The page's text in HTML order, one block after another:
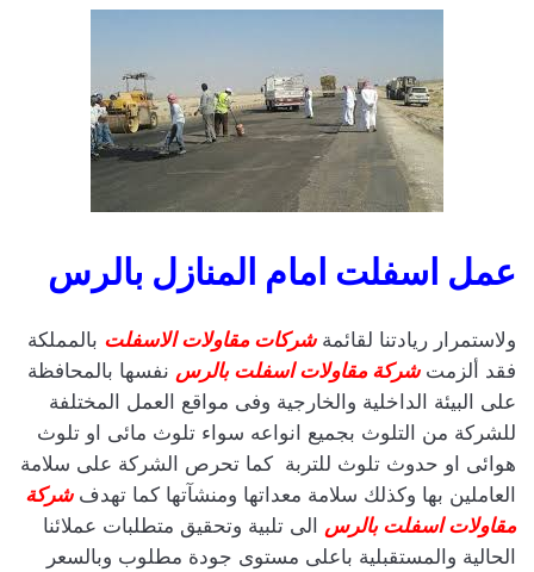
عمل اسفلت امام المنازل بالرس
ولاستمرار ريادتنا لقائمةشركات مقاولات الاسفلت بالمملكة
فقد ألزمتشركة مقاولات اسفلت بالرس نفسها بالمحافظة
على البيئة الداخلية والخارجية وفى مواقع العمل المختلفة
للشركة من التلوث بجميع انواعه سواء تلوث مائى او تلوث
هوائى او حدوث تلوث للتربة كما تحرص الشركة على سلامة
العاملين بها وكذلك سلامة معداتها ومنشآتها كما تهدفشركة
مقاولات اسفلت بالرس الى تلبية وتحقيق متطلبات عملائنا
الحالية والمستقبلية باعلى مستوى جودة مطلوب وبالسعر